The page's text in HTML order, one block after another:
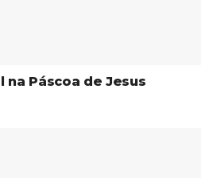
na Páscoa de Jesus